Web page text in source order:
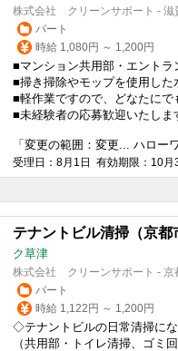
株式会社 クリーンサポート - 滋
パート
時給 1,080円 ～ 1,200円
■マンション共用部・エントラ
■掃き掃除やモップを使用し
■軽作業ですので、どなたにで
■未経験者の応募歓迎いたしま
「変更の範囲：変更... ハロー
受理日：8月1日 有効期限：10月
テナントビル清掃（京都
ク草津
株式会社 クリーンサポート - 京
パート
時給 1,122円 ～ 1,200円
◇テナントビルの日常清掃に
（共用部・トイレ清掃、ゴミ回